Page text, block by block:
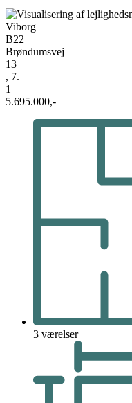
Viborg
B22
Brøndumsvej
13
, 7.
1
5.695.000,-
3 værelser